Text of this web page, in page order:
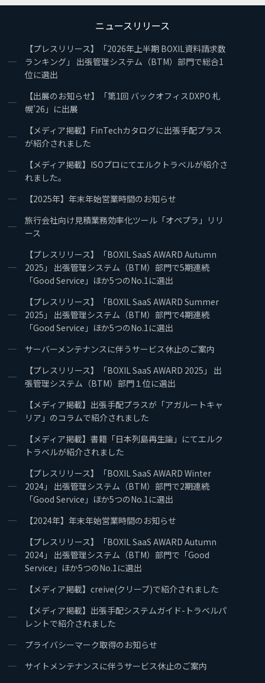
ニュースリリース
【プレスリリース】「2026年上半期 BOXIL資料請求数
ランキング」 出張管理システム（BTM）部門で総合1
位に選出
【出展のお知らせ】「第1回 バックオフィスDXPO 札
幌'26」に出展
【メディア掲載】FinTechカタログに出張手配プラス
が紹介されました
【メディア掲載】ISOプロにてエルクトラベルが紹介さ
れました。
【2025年】年末年始営業時間のお知らせ
旅行会社向け見積業務効率化ツール「オペプラ」リリ
ース
【プレスリリース】「BOXIL SaaS AWARD Autumn
2025」 出張管理システム（BTM）部門で5期連続
「Good Service」ほか5つのNo.1に選出
【プレスリリース】「BOXIL SaaS AWARD Summer
2025」 出張管理システム（BTM）部門で4期連続
「Good Service」ほか5つのNo.1に選出
サーバーメンテナンスに伴うサービス休止のご案内
【プレスリリース】「BOXIL SaaS AWARD 2025」 出
張管理システム（BTM）部門１位に選出
【メディア掲載】出張手配プラスが「アガルートキャ
リア」のコラムで紹介されました
【メディア掲載】書籍「日本列島再生論」にてエルク
トラベルが紹介されました
【プレスリリース】「BOXIL SaaS AWARD Winter
2024」 出張管理システム（BTM）部門で2期連続
「Good Service」ほか5つのNo.1に選出
【2024年】年末年始営業時間のお知らせ
【プレスリリース】「BOXIL SaaS AWARD Autumn
2024」 出張管理システム（BTM）部門で「Good
Service」ほか5つのNo.1に選出
【メディア掲載】creive(クリーブ)で紹介されました
【メディア掲載】出張手配システムガイド-トラベルパ
レントで紹介されました
プライバシーマーク取得のお知らせ
サイトメンテナンスに伴うサービス休止のご案内